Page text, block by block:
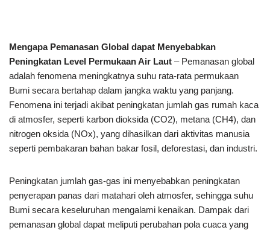
Mengapa Pemanasan Global dapat Menyebabkan
Peningkatan Level Permukaan Air Laut – Pemanasan global
adalah fenomena meningkatnya suhu rata-rata permukaan
Bumi secara bertahap dalam jangka waktu yang panjang.
Fenomena ini terjadi akibat peningkatan jumlah gas rumah kaca
di atmosfer, seperti karbon dioksida (CO2), metana (CH4), dan
nitrogen oksida (NOx), yang dihasilkan dari aktivitas manusia
seperti pembakaran bahan bakar fosil, deforestasi, dan industri.
Peningkatan jumlah gas-gas ini menyebabkan peningkatan
penyerapan panas dari matahari oleh atmosfer, sehingga suhu
Bumi secara keseluruhan mengalami kenaikan. Dampak dari
pemanasan global dapat meliputi perubahan pola cuaca yang